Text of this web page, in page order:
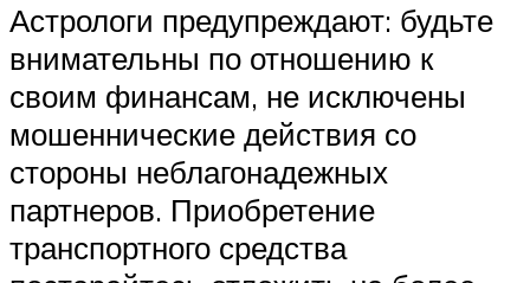
Астрологи предупреждают: будьте
внимательны по отношению к
своим финансам, не исключены
мошеннические действия со
стороны неблагонадежных
партнеров. Приобретение
транспортного средства